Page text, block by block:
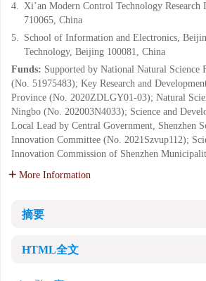
4. Xi’an Modern Control Technology Research
710065, China
5. School of Information and Electronics,
Technology, Beijing 100081, China
Funds: Supported by National Natural Science
(No. 51975483); Key Research and
Province (No. 2020ZDLGY01-03); Natural
Ningbo (No. 202003N4033); Science and
Local Lead by Central Government, Shenzhen
Innovation Committee (No. 2021Szvup112);
Innovation Commission of Shenzhen
More Information
摘要
HTML全文